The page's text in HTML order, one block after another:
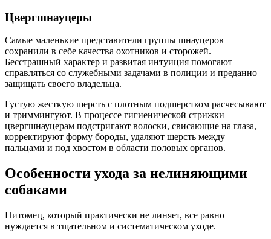
Цвергшнауцеры
Самые маленькие представители группы шнауцеров
сохранили в себе качества охотников и сторожей.
Бесстрашный характер и развитая интуиция помогают
справляться со служебными задачами в полиции и преданно
защищать своего владельца.
Густую жесткую шерсть с плотным подшерстком расчесывают
и триммингуют. В процессе гигиенической стрижки
цвергшнауцерам подстригают волоски, свисающие на глаза,
корректируют форму бороды, удаляют шерсть между
пальцами и под хвостом в области половых органов.
Особенности ухода за нелиняющими
собаками
Питомец, который практически не линяет, все равно
нуждается в тщательном и систематическом уходе.